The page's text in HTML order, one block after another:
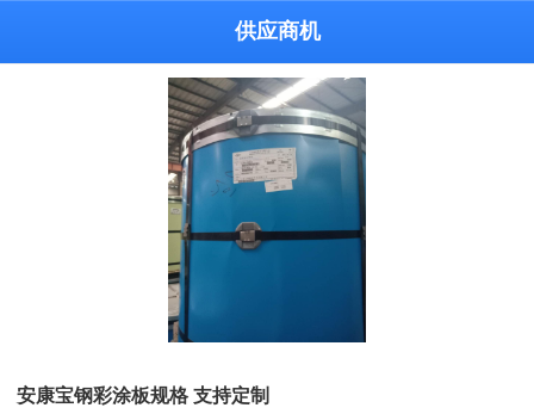
供应商机
安康宝钢彩涂板规格 支持定制